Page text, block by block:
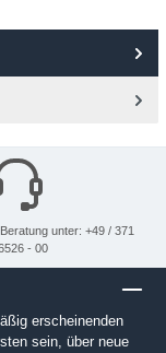
unter: +49 / 371
- 00
erscheinenden
sein, über neue